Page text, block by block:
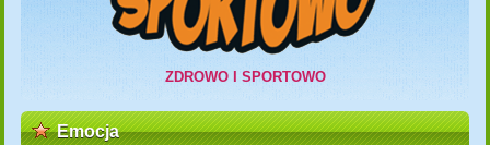
ZDROWO I SPORTOWO
Emocja